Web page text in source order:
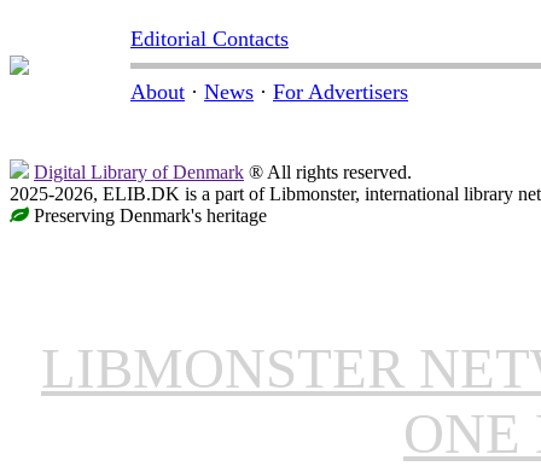
Editorial Contacts
About · News · For Advertisers
Digital Library of Denmark ® All rights reserved.
2025-2026, ELIB.DK is a part of Libmonster, international library
Preserving Denmark's heritage
LIBMONSTER
ONE